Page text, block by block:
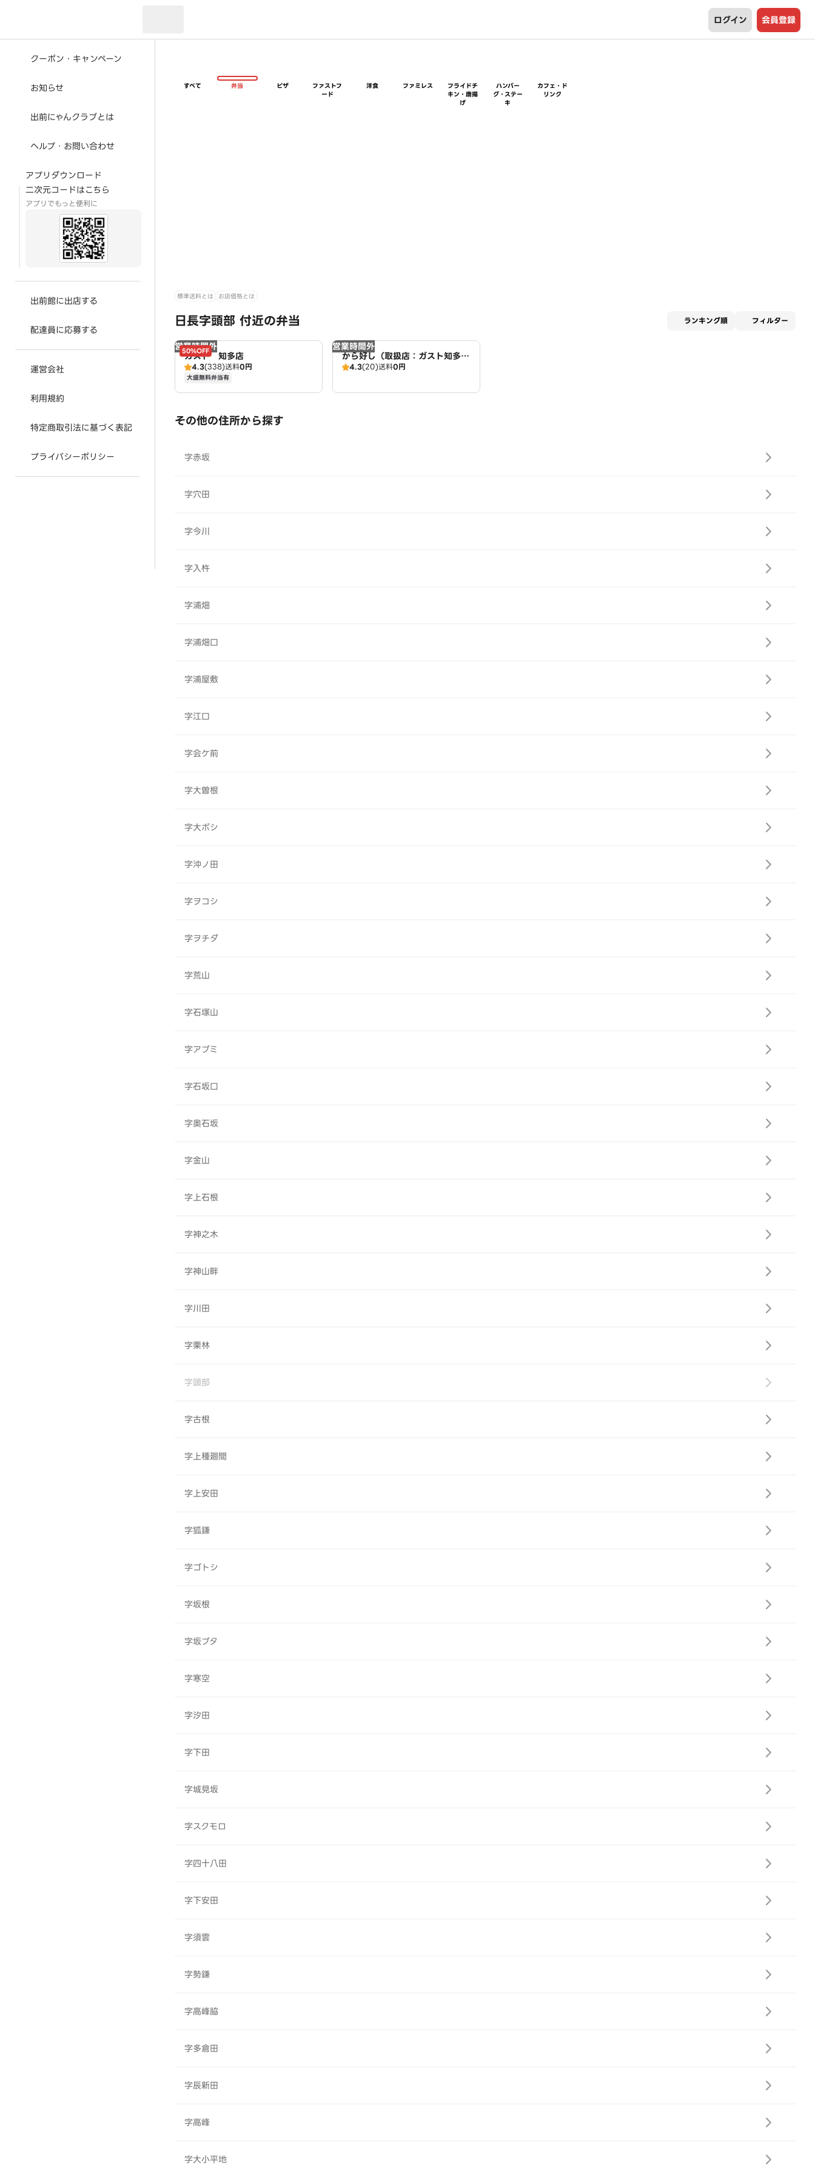
ログイン 会員登録
クーポン・キャンペーン
お知らせ
出前にゃんクラブとは
ヘルプ・お問い合わせ
アプリダウンロード
二次元コードはこちら
アプリでもっと便利に
出前館に出店する
配達員に応募する
運営会社
利用規約
特定商取引法に基づく表記
プライバシーポリシー
すべて 弁当 ピザ
ファストフ
ード
洋食 ファミレス
フライドチ
キン・唐揚
げ
ハンバー
グ・ステー
キ
カフェ・ド
リンク
標準送料とは お店価格とは
日長字頭部 付近の弁当 ランキング順 フィルター
営業時間外
50%OFF
ガスト 知多店
4.3(338)送料0円
大盛無料弁当有
営業時間外
から好し（取扱店：ガスト知多
店）
4.3(20)送料0円
その他の住所から探す
字赤坂
字穴田
字今川
字入杵
字浦畑
字浦畑口
字浦屋敷
字江口
字会ケ前
字大曽根
字大ボシ
字沖ノ田
字ヲコシ
字ヲチダ
字荒山
字石塚山
字アブミ
字石坂口
字奥石坂
字金山
字上石根
字神之木
字神山畔
字川田
字栗林
字頭部
字古根
字上種廻間
字上安田
字狐鎌
字ゴトシ
字坂根
字坂ブタ
字寒空
字汐田
字下田
字城見坂
字スクモロ
字四十八田
字下安田
字須雲
字勢鎌
字高峰脇
字多倉田
字辰新田
字高峰
字大小平地